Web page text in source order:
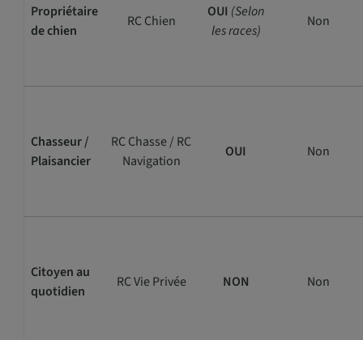
Propriétaire
de chien
RC Chien
OUI (Selon
les races)
Non
Chasseur /
Plaisancier
RC Chasse / RC
Navigation
OUI Non
Citoyen au
quotidien
RC Vie Privée NON Non